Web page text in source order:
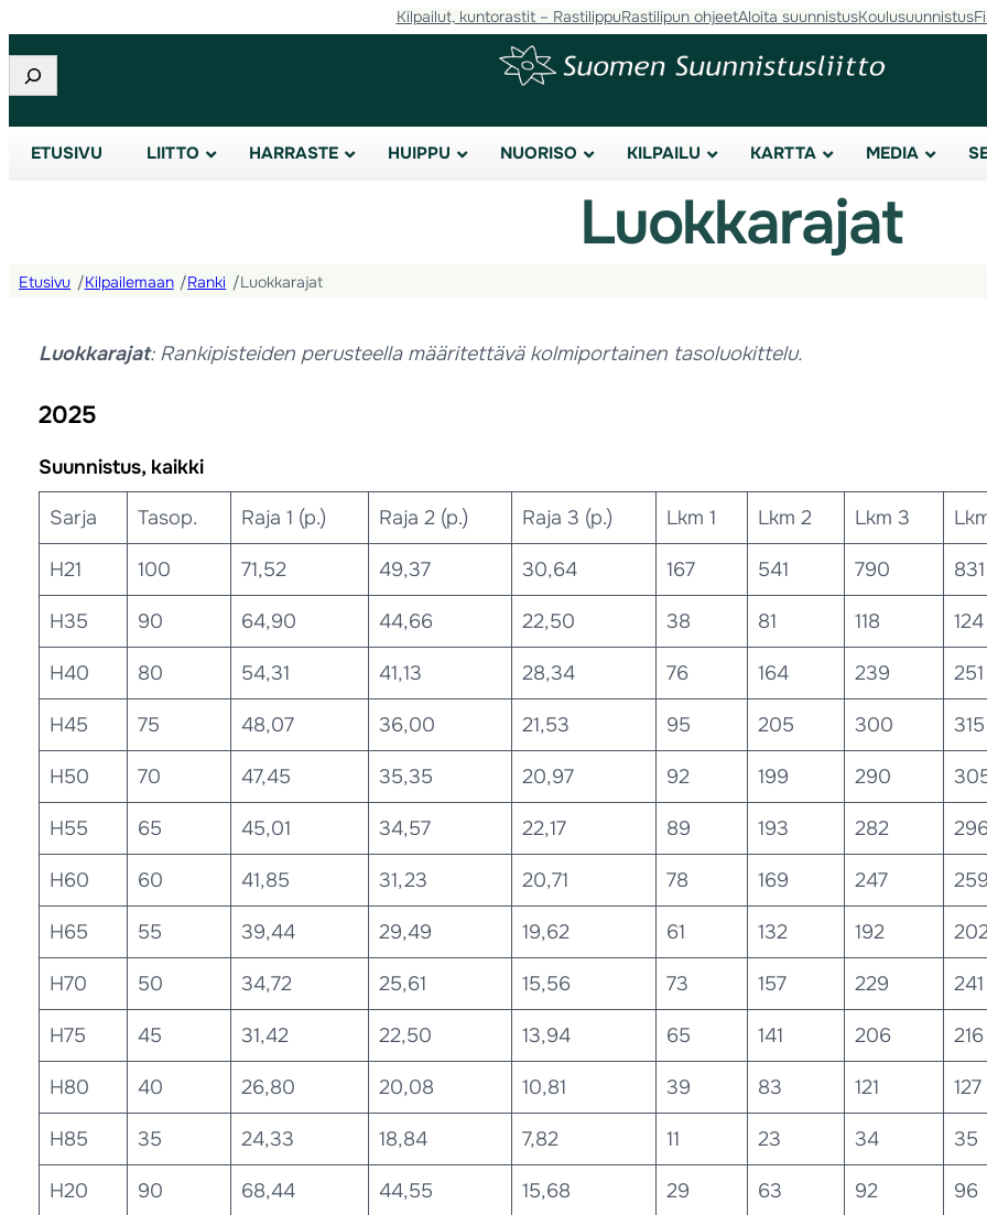
Kilpailut, kuntorastit – RastilippuRastilipun ohjeetAloita suunnistusKoulusuunnistus
Etsi
ETUSIVU LIITTO HARRASTE HUIPPU NUORISO KILPAILU KARTTA MEDIA
Luokkarajat
Etusivu /Kilpailemaan /Ranki /Luokkarajat
Luokkarajat: Rankipisteiden perusteella määritettävä kolmiportainen tasoluokittelu.
2025
Suunnistus, kaikki
Sarja Tasop. Raja 1 (p.) Raja 2 (p.) Raja 3 (p.) Lkm 1 Lkm 2 Lkm 3
H21 100 71,52 49,37 30,64 167 541 790 831
H35 90 64,90 44,66 22,50 38 81 118 124
H40 80 54,31 41,13 28,34 76 164 239 251
H45 75 48,07 36,00 21,53 95 205 300 315
H50 70 47,45 35,35 20,97 92 199 290
H55 65 45,01 34,57 22,17 89 193 282
H60 60 41,85 31,23 20,71 78 169 247
H65 55 39,44 29,49 19,62 61 132 192
H70 50 34,72 25,61 15,56 73 157 229 241
H75 45 31,42 22,50 13,94 65 141 206 216
H80 40 26,80 20,08 10,81 39 83 121 127
H85 35 24,33 18,84 7,82 11 23 34 35
H20 90 68,44 44,55 15,68 29 63 92 96